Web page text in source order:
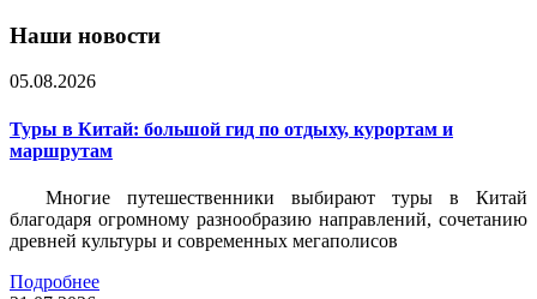
Наши новости
05.08.2026
Туры в Китай: большой гид по отдыху, курортам и
маршрутам
Многие путешественники выбирают туры в Китай
благодаря огромному разнообразию направлений, сочетанию
древней культуры и современных мегаполисов
Подробнее